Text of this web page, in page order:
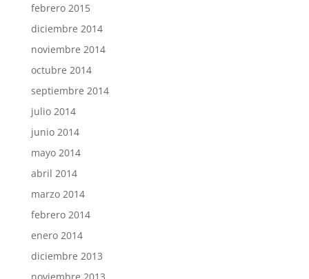
febrero 2015
diciembre 2014
noviembre 2014
octubre 2014
septiembre 2014
julio 2014
junio 2014
mayo 2014
abril 2014
marzo 2014
febrero 2014
enero 2014
diciembre 2013